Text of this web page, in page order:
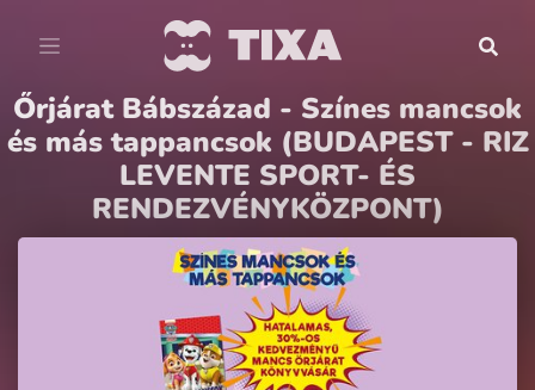
Őrjárat Bábszázad - Színes mancsok
és más tappancsok (BUDAPEST - RIZ
LEVENTE SPORT- ÉS
RENDEZVÉNYKÖZPONT)